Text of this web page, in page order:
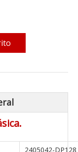
2405042-